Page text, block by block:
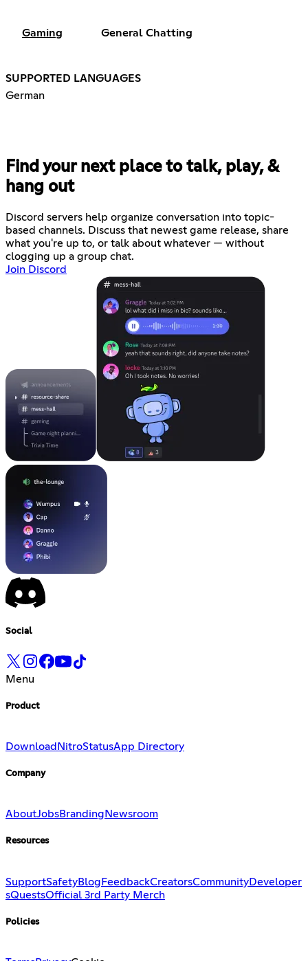
Gaming General Chatting
SUPPORTED LANGUAGES
German
Find your next place to talk, play, &
hang out
Discord servers help organize conversation into topic-
based channels. Discuss that newest game release, share
what you're up to, or talk about whatever — without
clogging up a group chat.
Join Discord
Social
Menu
Product
Download NitroStatusApp Directory
Company
AboutJobsBranding Newsroom
Resources
SupportSafetyBlogFeedbackCreatorsCommunityDeveloper
sQuestsOfficial 3rd Party Merch
Policies